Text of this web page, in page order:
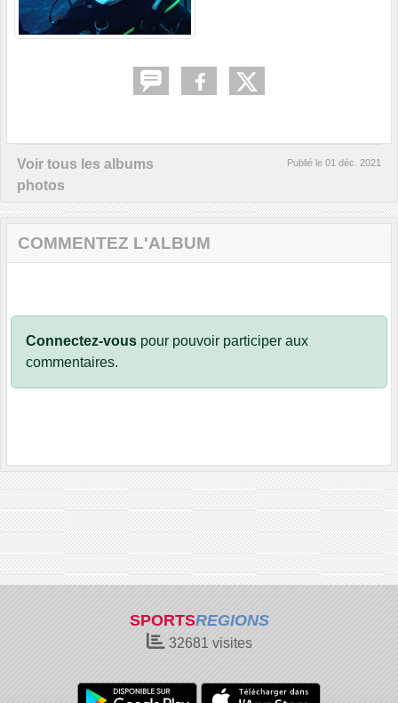
Voir tous les albums
photos
Publié le 01 déc. 2021
COMMENTEZ L'ALBUM
Connectez-vous pour pouvoir participer aux
commentaires.
SPORTSREGIONS
32681 visites